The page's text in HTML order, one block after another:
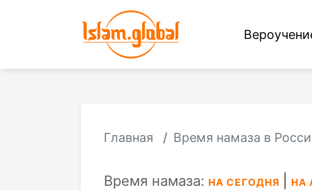
Главная Время намаза в
Время намаза: НА СЕГОДНЯ НА